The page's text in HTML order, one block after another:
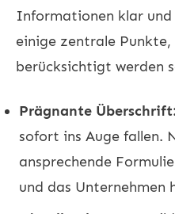
Informationen klar
einige zentrale
berücksichtigt werden
Prägnante
sofort ins Auge fallen.
ansprechende
und das Unternehmen